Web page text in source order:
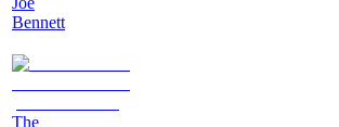
Bennett
The